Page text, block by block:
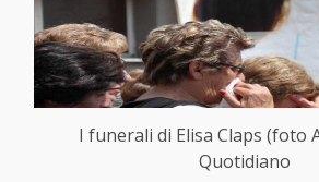
I funerali di Elisa Claps (foto
Quotidiano